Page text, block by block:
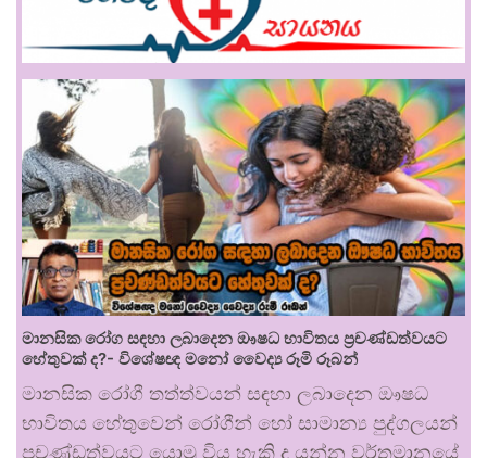
මානසික රෝග සඳහා ලබාදෙන ඖෂධ භාවිතය ප්‍රචණ්ඩත්වයට
හේතුවක් ද?- විශේෂඥ මනෝ වෛද්‍ය රූමි රූබන්
මානසික රෝගී තත්ත්වයන් සඳහා ලබාදෙන ඖෂධ
භාවිතය හේතුවෙන් රෝගීන් හෝ සාමාන්‍ය පුද්ගලයන්
ප්‍රචණ්ඩත්වයට යොමු විය හැකි ද යන්න වර්තමානයේ